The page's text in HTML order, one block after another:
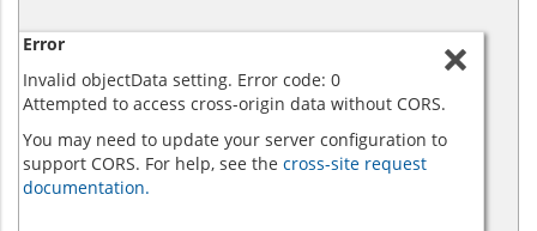
Error
Invalid objectData setting. Error code: 0
Attempted to access cross-origin data without CORS.
You may need to update your server configuration to
support CORS. For help, see the cross-site request
documentation.